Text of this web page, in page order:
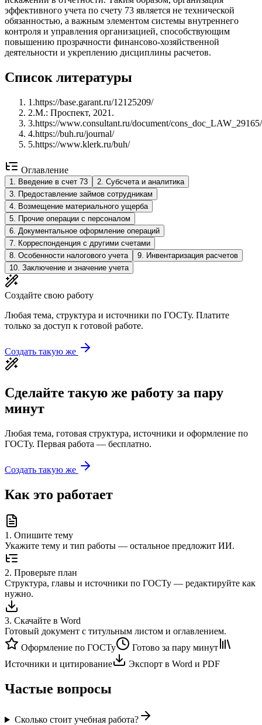
эффективного учета по счету 73 является не технической
обязанностью, а важным элементом системы внутреннего
контроля и управления организацией, способствующим
повышению прозрачности финансово-хозяйственной
деятельности и укреплению дисциплины расчетов.
Список литературы
1 .https://base.garant.ru/12125209/
2.М.: Проспект, 2021.
3.https://www.consultant.ru/document/
4.https://buh.ru/journal/
5.https://www.klerk.ru/buh/
Оглавление
1 Введение в счет 73 2 Субсчета и аналитика
3
Предоставление займов сотрудникам
4
Возмещение материального ущерба
5
Прочие операции с персоналом
6 Документальное оформление операций
7
Корреспонденция с другими счетами
8 Особенности налогового учета 9
Инвентаризация расчетов
10 Заключение и значение учета
Создайте свою работу
Любая тема, структура и источники по ГОСТу. Платите
только за доступ к готовой работе.
Создать такую же
Сделайте такую же работу за пару
минут
Любая тема, готовая структура, источники и оформление по
ГОСТу. Первая работа — бесплатно.
Создать такую же
Как это работает
1. Опишите тему
Укажите тему и тип работы — остальное предложит ИИ.
2. Проверьте план
Структура, главы и источники по ГОСТу — редактируйте как
нужно.
3. Скачайте в Word
Готовый документ с титульным листом и оглавлением.
Оформление по ГОСТу
Готово за пару минут
Источники и цитирование
Экспорт в Word и PDF
Частые вопросы
Сколько стоит учебная работа?